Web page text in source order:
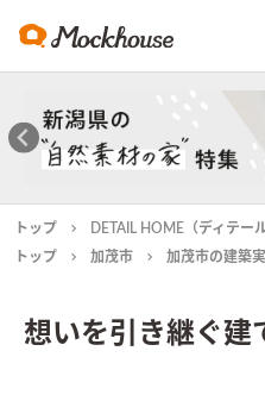
トップ DETAIL HOME（ディテー
トップ
加茂市 加茂市の建築
想いを引き継ぐ建